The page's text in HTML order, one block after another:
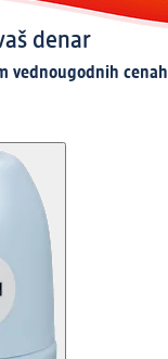
denar
vednougodnih cenah